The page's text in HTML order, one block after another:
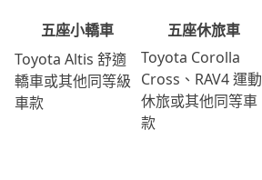
五座小轎車
Toyota Altis 舒適
轎車或其他同等級
車款
五座休旅車
Toyota Corolla
Cross、RAV4 運動
休旅或其他同等車
款